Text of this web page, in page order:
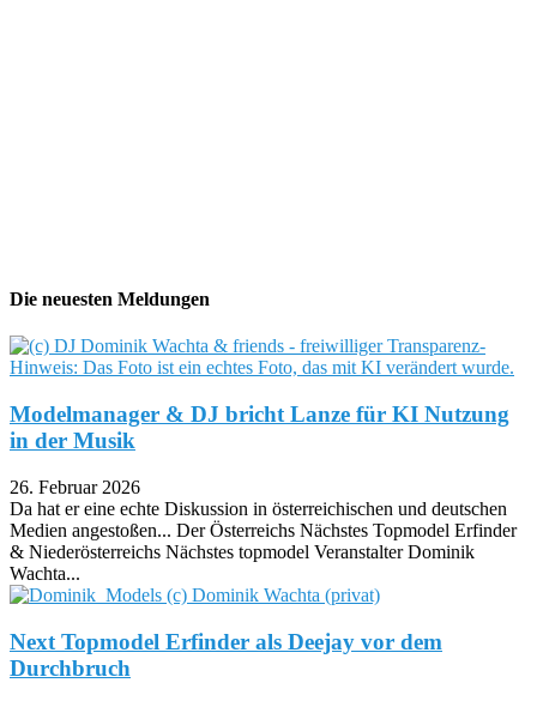
Die neuesten Meldungen
Modelmanager & DJ bricht Lanze für KI Nutzung
in der Musik
26. Februar 2026
Da hat er eine echte Diskussion in österreichischen und deutschen
Medien angestoßen... Der Österreichs Nächstes Topmodel Erfinder
& Niederösterreichs Nächstes topmodel Veranstalter Dominik
Wachta...
Next Topmodel Erfinder als Deejay vor dem
Durchbruch